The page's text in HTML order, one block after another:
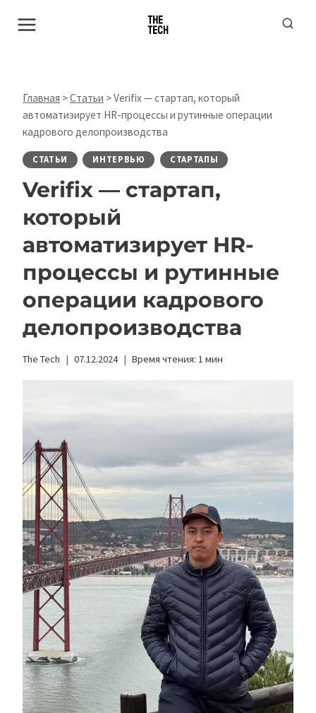
Главная >Статьи >Verifix — стартап, который
автоматизирует HR-процессы и рутинные операции
кадрового делопроизводства
СТАТЬИ ИНТЕРВЬЮ СТАРТАПЫ
Verifix — стартап,
который
автоматизирует HR-
процессы и рутинные
операции кадрового
делопроизводства
The Tech 07.12.2024 Время чтения: 1 мин